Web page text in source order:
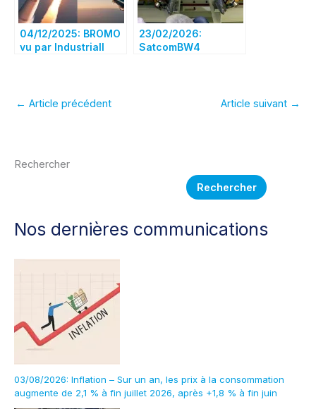
04/12/2025: BROMO
vu par Industriall
23/02/2026:
SatcomBW4
← Article précédent Article suivant →
Rechercher
Rechercher
Nos dernières communications
03/08/2026: Inflation – Sur un an, les prix à la consommation
augmente de 2,1 % à fin juillet 2026, après +1,8 % à fin juin